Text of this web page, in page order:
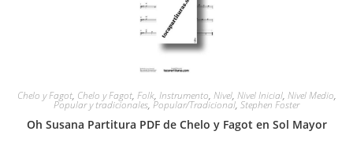
Chelo y Fagot, Chelo y Fagot, Folk, Instrumento, Nivel, Nivel Inicial, Nivel Medio,
Popular y tradicionales, Popular/Tradicional, Stephen Foster
Oh Susana Partitura PDF de Chelo y Fagot en Sol Mayor